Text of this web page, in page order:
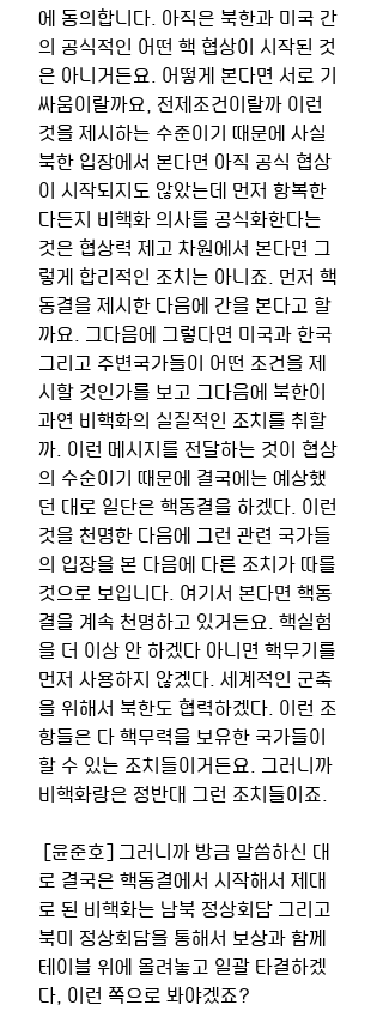
에 동의합니다. 아직은 북한과 미국 간
의 공식적인 어떤 핵 협상이 시작된 것
은 아니거든요. 어떻게 본다면 서로 기
싸움이랄까요, 전제조건이랄까 이런
것을 제시하는 수준이기 때문에 사실
북한 입장에서 본다면 아직 공식 협상
이 시작되지도 않았는데 먼저 항복한
다든지 비핵화 의사를 공식화한다는
것은 협상력 제고 차원에서 본다면 그
렇게 합리적인 조치는 아니죠. 먼저 핵
동결을 제시한 다음에 간을 본다고 할
까요. 그다음에 그렇다면 미국과 한국
그리고 주변국가들이 어떤 조건을 제
시할 것인가를 보고 그다음에 북한이
과연 비핵화의 실질적인 조치를 취할
까. 이런 메시지를 전달하는 것이 협상
의 수순이기 때문에 결국에는 예상했
던 대로 일단은 핵동결을 하겠다. 이런
것을 천명한 다음에 그런 관련 국가들
의 입장을 본 다음에 다른 조치가 따를
것으로 보입니다. 여기서 본다면 핵동
결을 계속 천명하고 있거든요. 핵실험
을 더 이상 안 하겠다 아니면 핵무기를
먼저 사용하지 않겠다. 세계적인 군축
을 위해서 북한도 협력하겠다. 이런 조
항들은 다 핵무력을 보유한 국가들이
할 수 있는 조치들이거든요. 그러니까
비핵화랑은 정반대 그런 조치들이죠.
로 결국은 핵동결에서 시작해서 제대
로 된 비핵화는 남북 정상회담 그리고
북미 정상회담을 통해서 보상과 함께
테이블 위에 올려놓고 일괄 타결하겠
다, 이런 쪽으로 봐야겠죠?